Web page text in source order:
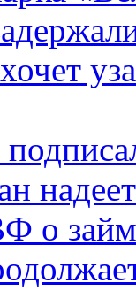
о